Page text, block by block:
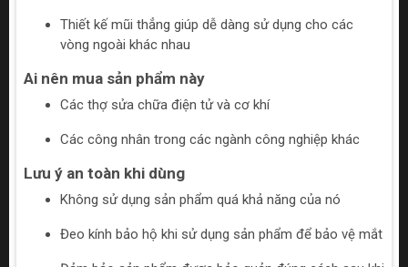
Thiết kế mũi thẳng giúp dễ dàng sử dụng cho các
vòng ngoài khác nhau
Ai nên mua sản phẩm này
Các thợ sửa chữa điện tử và cơ khí
Các công nhân trong các ngành công nghiệp khác
Lưu ý an toàn khi dùng
Không sử dụng sản phẩm quá khả năng của nó
Đeo kính bảo hộ khi sử dụng sản phẩm để bảo vệ mắt